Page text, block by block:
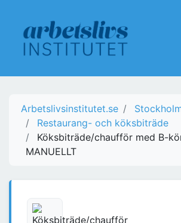
Arbetslivsinstitutet.se
Restaurang- och köksbiträde
Köksbiträde/chaufför med B-
MANUELLT